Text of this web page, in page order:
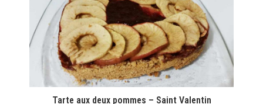
Tarte aux deux pommes – Saint Valentin